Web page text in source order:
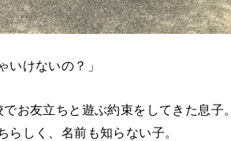
いけないの？」
お友立ちと遊ぶ約束をしてきた息子。
らしく、名前も知らない子。